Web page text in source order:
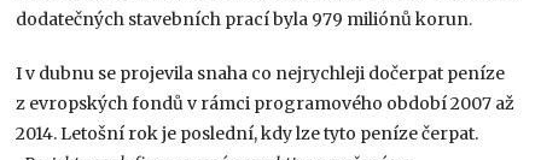
dodatečných stavebních prací byla 979 miliónů korun.
I v dubnu se projevila snaha co nejrychleji dočerpat peníze
z evropských fondů v rámci programového období 2007 až
2014. Letošní rok je poslední, kdy lze tyto peníze čerpat.